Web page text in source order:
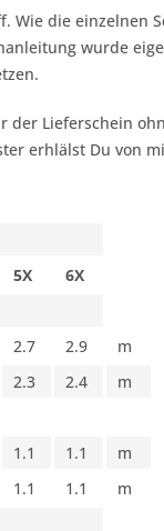
Wie die einzelnen
wurde
Lieferschein
erhlälst Du von
5X
6X
2.7 2.9
m
2.3 2.4
m
1.1 1.1
m
1.1 1.1
m